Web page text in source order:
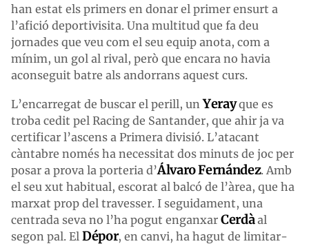
han estat els primers en donar el primer ensurt a
l’afició deportivisita. Una multitud que fa deu
jornades que veu com el seu equip anota, com a
mínim, un gol al rival, però que encara no havia
aconseguit batre als andorrans aquest curs.
L’encarregat de buscar el perill, unYerayque es
troba cedit pel Racing de Santander, que ahir ja va
certificar l’ascens a Primera divisió. L’atacant
càntabre només ha necessitat dos minuts de joc per
posar a prova la porteria d’Álvaro Fernández. Amb
el seu xut habitual, escorat al balcó de l’àrea, que ha
marxat prop del travesser. I seguidament, una
centrada seva no l’ha pogut enganxar Cerdàal
segon pal. El Dépor, en canvi, ha hagut de limitar-